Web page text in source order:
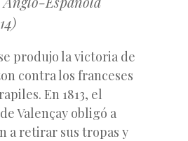
produjo la victoria de
contra los franceses
En 1813, el
Valençay obligó a
a retirar sus tropas y